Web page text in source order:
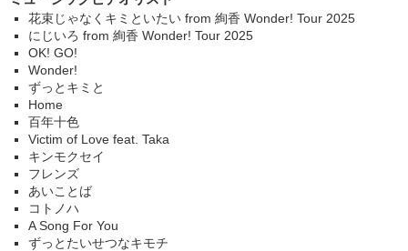
花束じゃなくキミといたい from 絢香 Wonder! Tour 2025
にじいろ from 絢香 Wonder! Tour 2025
OK! GO!
Wonder!
ずっとキミと
Home
百年十色
Victim of Love feat. Taka
キンモクセイ
フレンズ
あいことば
コトノハ
A Song For You
ずっとたいせつなキモチ